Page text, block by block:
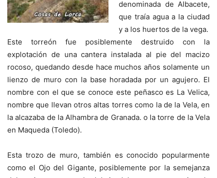
denominada de Albacete,
que traía agua a la ciudad
y a los huertos de la vega.
Este torreón fue posiblemente destruido con la
explotación de una cantera instalada al pie del macizo
rocoso, quedando desde hace muchos años solamente un
lienzo de muro con la base horadada por un agujero. El
nombre con el que se conoce este peñasco es La Velica,
nombre que llevan otros altas torres como la de la Vela, en
la alcazaba de la Alhambra de Granada. o la torre de la Vela
en Maqueda (Toledo).
Esta trozo de muro, también es conocido popularmente
como el Ojo del Gigante, posiblemente por la semejanza